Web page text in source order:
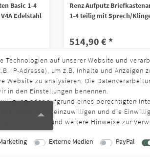
Basic 1-4
Edelstahl
Renz Aufputz
1-4 teilig mit Sprech/
514,90 € *
*inkl. ges. MwSt.zzgl.
Lieferzeit ca. 4 - 6 Wochen
Technologien auf unserer Website und
IP-Adresse), um z.B. Inhalte und
Website zu analysieren. Die
in den Einstellungen benennen.
oder aufgrund eines berechtigten
Recht, nicht einzuwilligen und die
und weitere Hinweise zur
Externe Medien PayPal